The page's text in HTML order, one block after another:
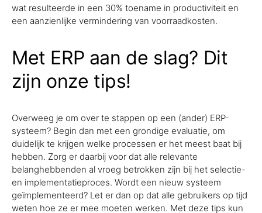
wat resulteerde in een 30% toename in productiviteit en
een aanzienlijke vermindering van voorraadkosten.
Met ERP aan de slag? Dit
zijn onze tips!
Overweeg je om over te stappen op een (ander) ERP-
systeem? Begin dan met een grondige evaluatie, om
duidelijk te krijgen welke processen er het meest baat bij
hebben. Zorg er daarbij voor dat alle relevante
belanghebbenden al vroeg betrokken zijn bij het selectie-
en implementatieproces. Wordt een nieuw systeem
geïmplementeerd? Let er dan op dat alle gebruikers op tijd
weten hoe ze er mee moeten werken. Met deze tips kun